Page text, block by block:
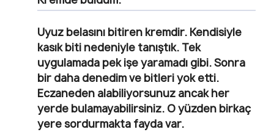
Uyuz belasını bitiren kremdir. Kendisiyle
kasık biti nedeniyle tanıştık. Tek
uygulamada pek işe yaramadı gibi. Sonra
bir daha denedim ve bitleri yok etti.
Eczaneden alabiliyorsunuz ancak her
yerde bulamayabilirsiniz. O yüzden birkaç
yere sordurmakta fayda var.